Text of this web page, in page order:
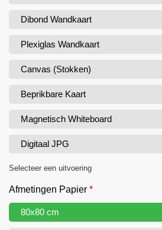
Dibond Wandkaart
Plexiglas Wandkaart
Canvas (Stokken)
Beprikbare Kaart
Magnetisch Whiteboard
Digitaal JPG
Selecteer een uitvoering
Afmetingen Papier *
80x80 cm